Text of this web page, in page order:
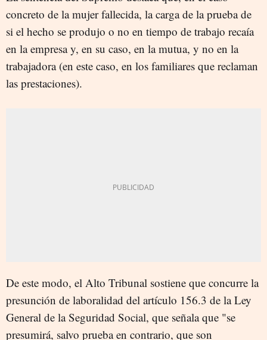
concreto de la mujer fallecida, la carga de la prueba de
si el hecho se produjo o no en tiempo de trabajo recaía
en la empresa y, en su caso, en la mutua, y no en la
trabajadora (en este caso, en los familiares que reclaman
las prestaciones).
De este modo, el Alto Tribunal sostiene que concurre la
presunción de laboralidad del artículo 156.3 de la Ley
General de la Seguridad Social, que señala que "se
presumirá, salvo prueba en contrario, que son